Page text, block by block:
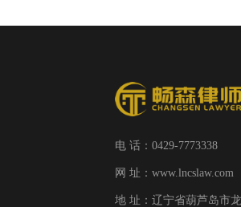
电 话：0429-7773338
网 址：www.lncslaw.com
地 址：辽宁省葫芦岛市